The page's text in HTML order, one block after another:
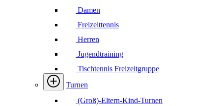
Damen
Freizeittennis
Herren
Jugendtraining
Tischtennis Freizeitgruppe
Turnen
(Groß)-Eltern-Kind-Turnen